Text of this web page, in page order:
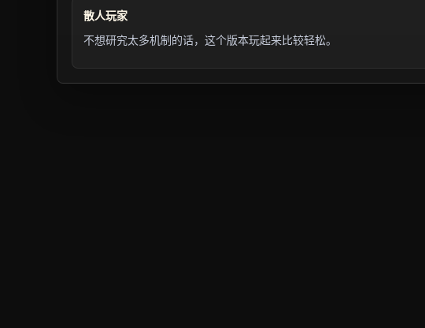
散人玩家
不想研究太多机制的话，这个版本玩起来比较轻松。